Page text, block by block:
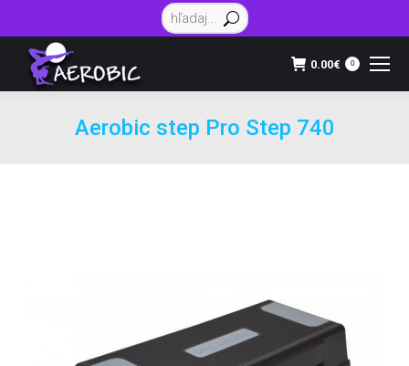
Vyhľadávanie:
0.00€ 0
Aerobic step Pro Step 740